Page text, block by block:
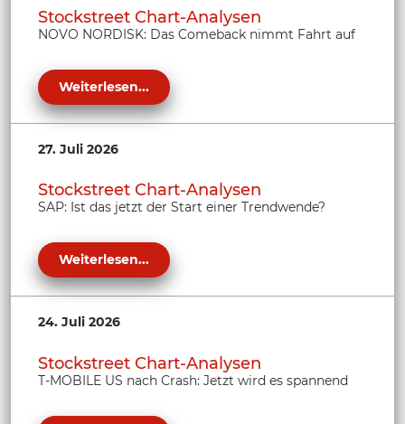
Stockstreet Chart-Analysen
NOVO NORDISK: Das Comeback nimmt Fahrt auf
Weiterlesen...
27. Juli 2026
Stockstreet Chart-Analysen
SAP: Ist das jetzt der Start einer Trendwende?
Weiterlesen...
24. Juli 2026
Stockstreet Chart-Analysen
T-MOBILE US nach Crash: Jetzt wird es spannend